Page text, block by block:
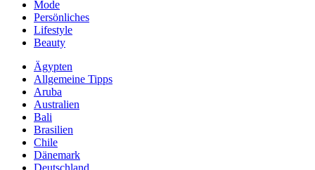
Mode
Persönliches
Lifestyle
Beauty
Ägypten
Allgemeine Tipps
Aruba
Australien
Bali
Brasilien
Chile
Dänemark
Deutschland